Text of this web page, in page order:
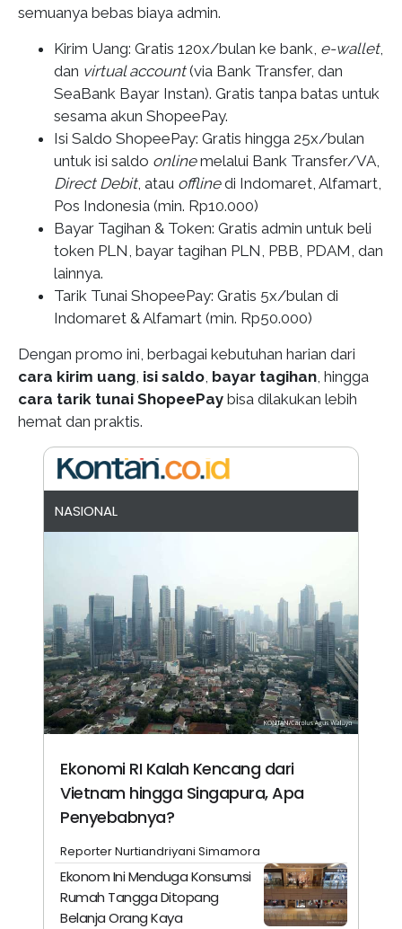
semuanya bebas biaya admin.
Kirim Uang: Gratis 120x/bulan ke bank, e-wallet,
dan virtual account(via Bank Transfer, dan
SeaBank Bayar Instan). Gratis tanpa batas untuk
sesama akun ShopeePay.
Isi Saldo ShopeePay: Gratis hingga 25x/bulan
untuk isi saldo onlinemelalui Bank Transfer/VA,
Direct Debit, atau offlinedi Indomaret, Alfamart,
Pos Indonesia (min. Rp10.000)
Bayar Tagihan & Token: Gratis admin untuk beli
token PLN, bayar tagihan PLN, PBB, PDAM, dan
lainnya.
Tarik Tunai ShopeePay: Gratis 5x/bulan di
Indomaret & Alfamart (min. Rp50.000)
Dengan promo ini, berbagai kebutuhan harian dari
cara kirim uang, isi saldo, bayar tagihan, hingga
cara tarik tunai ShopeePay bisa dilakukan lebih
hemat dan praktis.
NASIONAL
Ekonomi RI Kalah Kencang dari
Vietnam hingga Singapura, Apa
Penyebabnya?
Reporter Nurtiandriyani Simamora
Ekonom Ini Menduga Konsumsi
Rumah Tangga Ditopang
Belanja Orang Kaya